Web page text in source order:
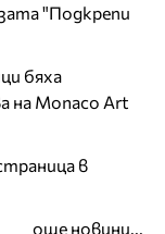
"Подкрепи
бяха
на Monaco Art
в
още новини...